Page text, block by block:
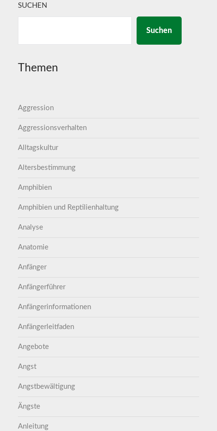
SUCHEN
Suchen
Themen
Aggression
Aggressionsverhalten
Alltagskultur
Altersbestimmung
Amphibien
Amphibien und Reptilienhaltung
Analyse
Anatomie
Anfänger
Anfängerführer
Anfängerinformationen
Anfängerleitfaden
Angebote
Angst
Angstbewältigung
Ängste
Anleitung